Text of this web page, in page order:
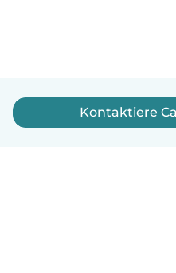
Kontaktiere